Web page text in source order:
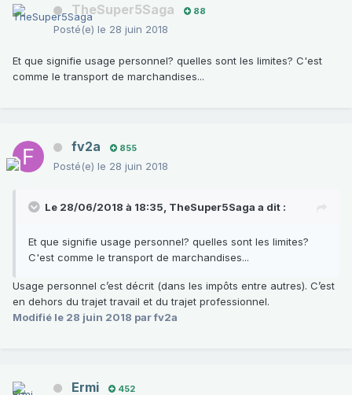
TheSuper5Saga 88
Posté(e) le 28 juin 2018
Et que signifie usage personnel? quelles sont les limites? C'est
comme le transport de marchandises...
fv2a 855
Posté(e) le 28 juin 2018
Le 28/06/2018 à 18:35, TheSuper5Saga a dit :
Et que signifie usage personnel? quelles sont les limites?
C'est comme le transport de marchandises...
Usage personnel c’est décrit (dans les impôts entre autres). C’est
en dehors du trajet travail et du trajet professionnel.
Modifié le 28 juin 2018 par fv2a
Ermi 452